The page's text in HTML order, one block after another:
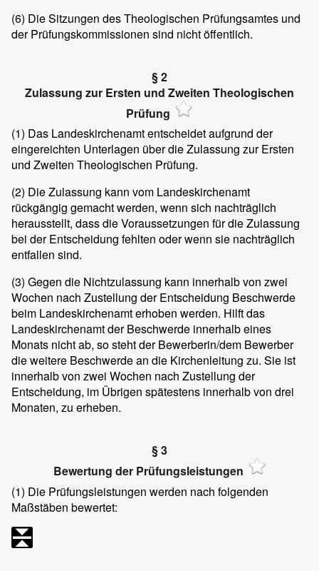
(6) Die Sitzungen des Theologischen Prüfungsamtes und
der Prüfungskommissionen sind nicht öffentlich.
§ 2
Zulassung zur Ersten und Zweiten Theologischen
Prüfung
(1) Das Landeskirchenamt entscheidet aufgrund der
eingereichten Unterlagen über die Zulassung zur Ersten
und Zweiten Theologischen Prüfung.
(2) Die Zulassung kann vom Landeskirchenamt
rückgängig gemacht werden, wenn sich nachträglich
herausstellt, dass die Voraussetzungen für die Zulassung
bei der Entscheidung fehlten oder wenn sie nachträglich
entfallen sind.
(3) Gegen die Nichtzulassung kann innerhalb von zwei
Wochen nach Zustellung der Entscheidung Beschwerde
beim Landeskirchenamt erhoben werden. Hilft das
Landeskirchenamt der Beschwerde innerhalb eines
Monats nicht ab, so steht der Bewerberin/dem Bewerber
die weitere Beschwerde an die Kirchenleitung zu. Sie ist
innerhalb von zwei Wochen nach Zustellung der
Entscheidung, im Übrigen spätestens innerhalb von drei
Monaten, zu erheben.
§ 3
Bewertung der Prüfungsleistungen
(1) Die Prüfungsleistungen werden nach folgenden
Maßstäben bewertet: